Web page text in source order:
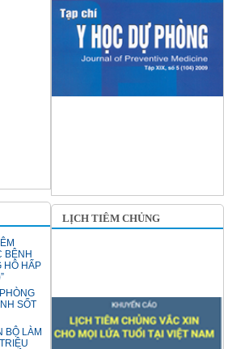
BỆNH
HÔ HẤP
SỐT
BỘ LÀM
LỊCH TIÊM CHỦNG